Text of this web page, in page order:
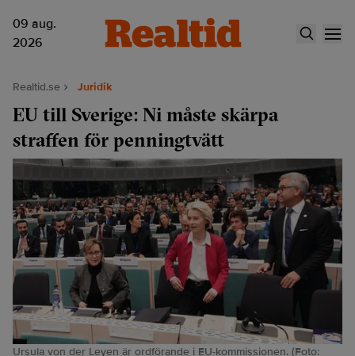
09 aug.
2026
Realtid.se Juridik
EU till Sverige: Ni måste skärpa
straffen för penningtvätt
Ursula von der Leyen är ordförande i EU-kommissionen. (Foto: